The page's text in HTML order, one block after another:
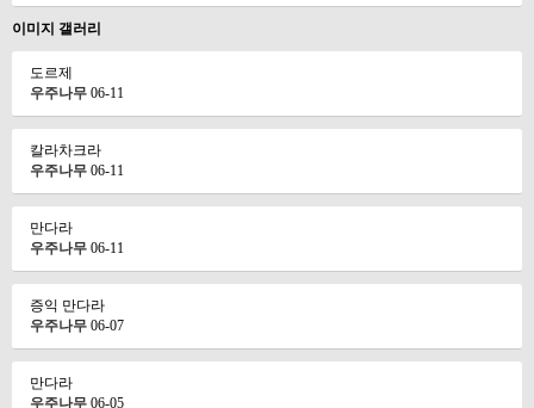
이미지 갤러리
도르제
우주나무 06-11
칼라차크라
우주나무 06-11
만다라
우주나무 06-11
증익 만다라
우주나무 06-07
만다라
우주나무 06-05